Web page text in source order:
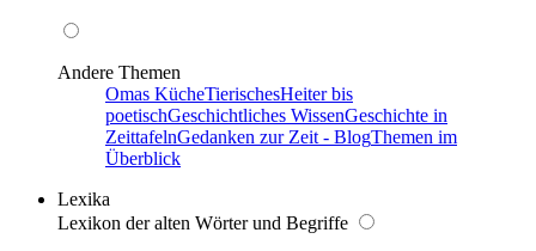
Andere Themen
Omas KücheTierischesHeiter bis
poetischGeschichtliches WissenGeschichte in
ZeittafelnGedanken zur Zeit - BlogThemen im
Überblick
Lexika
Lexikon der alten Wörter und Begriffe